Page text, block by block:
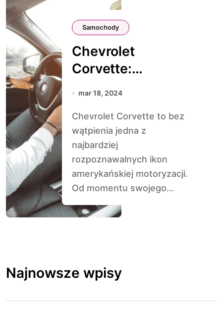
Samochody
Chevrolet
Corvette:
Amerykańska
Samochodów
mar 18, 2024
Chevrolet Corvette to bez
wątpienia jedna z
najbardziej
rozpoznawalnych ikon
amerykańskiej motoryzacji.
Od momentu swojego...
Najnowsze wpisy